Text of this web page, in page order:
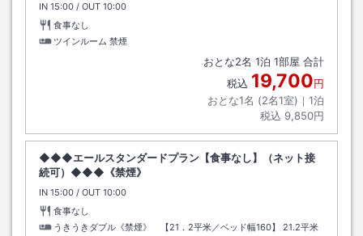
IN チェックイン
15:00 / OUT チェックアウト
10:00
食事なし
ツインルーム 禁煙
おとな2名 1泊 1部屋 合計
税込 19,700円
おとな1名 (2名1室)｜ 1泊
税込 9,850円
◆◆◆エールスタンダードプラン【食事なし】（ネット接
続可）◆◆◆《禁煙》
IN チェックイン
15:00 / OUT チェックアウト
10:00
食事なし
うきうきダブル《禁煙》 【21．2平米／ベッド幅160】
21.2平米